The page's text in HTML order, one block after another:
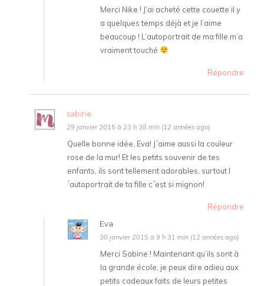
Merci Nike ! J’ai acheté cette couette il y
a quelques temps déjà et je l’aime
beaucoup ! L’autoportrait de ma fille m’a
vraiment touché
Répondre
sabine
29 janvier 2015 à 23 h 38 min (12 années ago)
Quelle bonne idée, Eva! J´aime aussi la couleur
rose de la mur! Et les petits souvenir de tes
enfants, ils sont tellement adorables, surtout l
´autoportrait de ta fille c´est si mignon!
Répondre
Eva
30 janvier 2015 à 9 h 31 min (12 années ago)
Merci Sabine ! Maintenant qu’ils sont à
la grande école, je peux dire adieu aux
petits cadeaux faits de leurs petites